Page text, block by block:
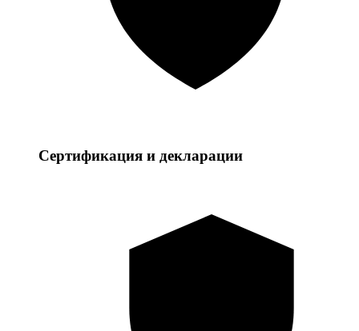
Сертификация и декларации